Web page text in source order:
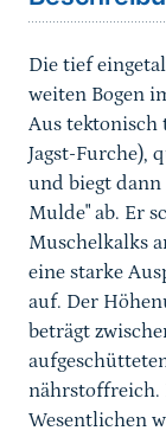
Die tief
weiten Bogen
Aus tektonisch
Jagst-Furche),
und biegt
Mulde" ab. Er
Muschelkalks
eine starke
auf. Der
beträgt
nährstoffreich.
Wesentlichen